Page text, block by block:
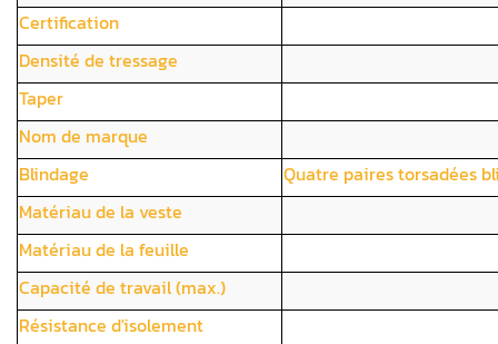
Certification
Densité de tressage
Taper
Nom de marque
Blindage
Quatre paires torsadées
Matériau de la veste
Matériau de la feuille
Capacité de travail (max.)
Résistance d'isolement